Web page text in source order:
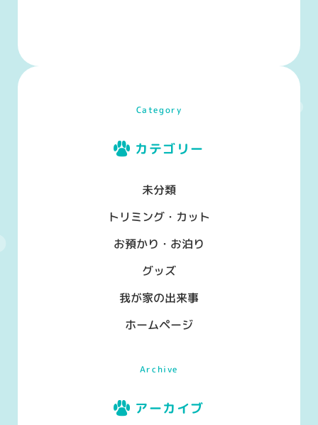
Category
カテゴリー
未分類
トリミング・カット
お預かり・お泊り
グッズ
我が家の出来事
ホームページ
Archive
アーカイブ